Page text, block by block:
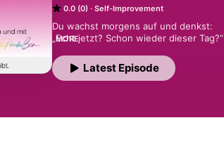
0.0 (0) Self-Improvement
Du wachst morgens auf und denkst:
„Echt jetzt? Schon wieder dieser Tag?“
Britzelfaktor an?
MORE
Latest Episode